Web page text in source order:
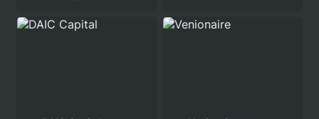
DAIC Capital Venionaire